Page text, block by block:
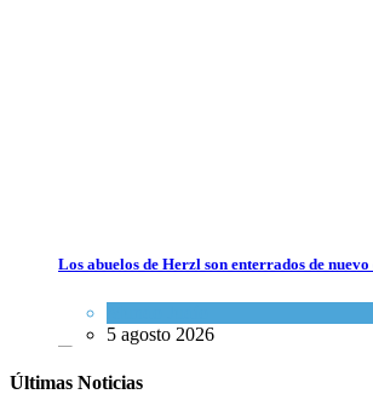
Los abuelos de Herzl son enterrados de
5 agosto 2026
Últimas Noticias